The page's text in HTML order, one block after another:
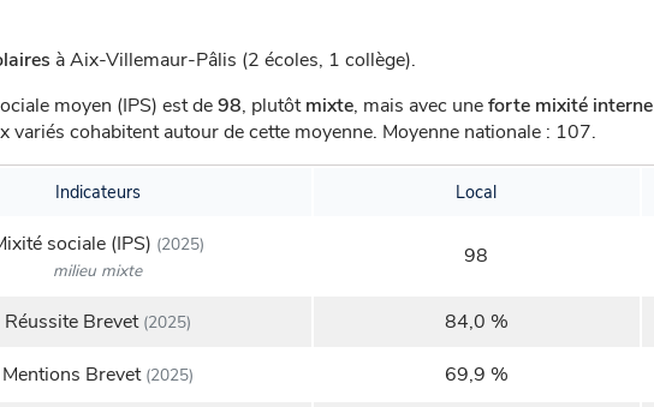
à Aix-Villemaur-Pâlis (2 écoles, 1 collège).
moyen (IPS) est de98, plutôtmixte, mais avec uneforte mixité interne
variés cohabitent autour de cette moyenne. Moyenne nationale : 107.
Indicateurs Local
sociale (IPS) (2025)
milieu mixte
98
Réussite Brevet(2025) 84,0 %
Mentions Brevet(2025) 69,9 %